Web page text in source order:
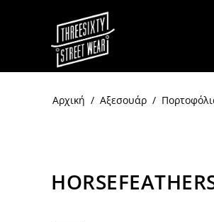
Αρχική / Αξεσουάρ /